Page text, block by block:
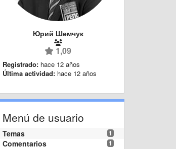
Юрий Шемчук
1,09
Registrado: hace 12 años
Última actividad: hace 12 años
Menú de usuario
1
Temas
1
Comentarios